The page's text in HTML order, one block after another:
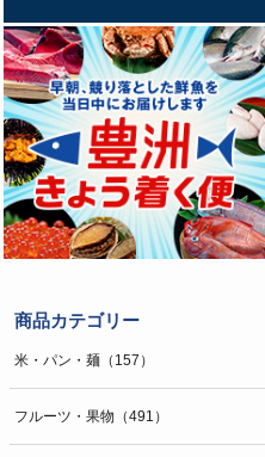
商品カテゴリー
米・パン・麺（157）
フルーツ・果物（491）